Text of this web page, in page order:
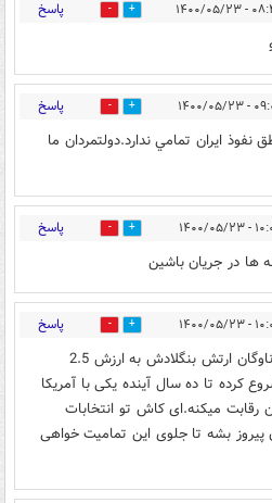
۰۵/۲۳ 17 پاسخ
۰۵/۲۳ 27 پاسخ
ايران تمامي ندارد.دولتمردان ما
۰۵/۲۳ 18 پاسخ
ها در جریان باشین
۰۵/۲۳ 8 پاسخ
ترکیه برنده مناقصه برای تولید ناوگان ارتش بنگلادش به ارزش 2.5
کرده تا ده سال آینده یکی با آمریکا
رقابت میکنه.ای کاش تو انتخابات
پیروز بشه تا جلوی این تمامیت خواهی